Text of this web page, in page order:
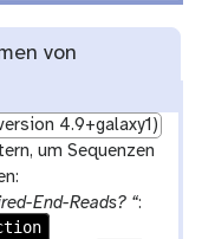
von
4.9+galaxy1)
um Sequenzen
End-Reads? “: